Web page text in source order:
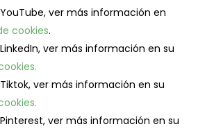
ver más información en
cookies.
ver más información en su
ver más información en su
ver más información en su